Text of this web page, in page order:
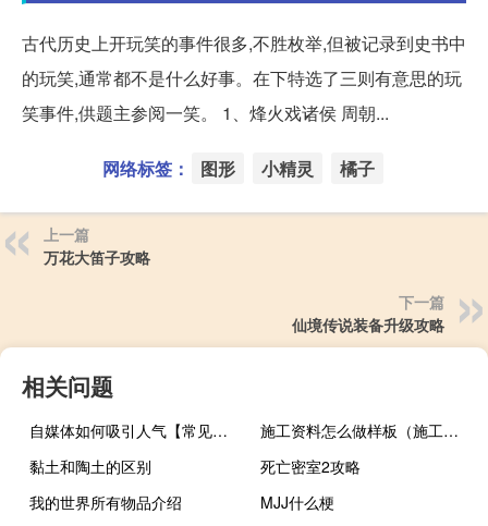
古代历史上开玩笑的事件很多,不胜枚举,但被记录到史书中
的玩笑,通常都不是什么好事。在下特选了三则有意思的玩
笑事件,供题主参阅一笑。 1、烽火戏诸侯 周朝...
网络标签： 图形 小精灵 橘子
上一篇
万花大笛子攻略
下一篇
仙境传说装备升级攻略
相关问题
自媒体如何吸引人气【常见的策略和方法提高吸引力】
施工资料怎么做样板（施工资料怎么做）
黏土和陶土的区别
死亡密室2攻略
我的世界所有物品介绍
MJJ什么梗